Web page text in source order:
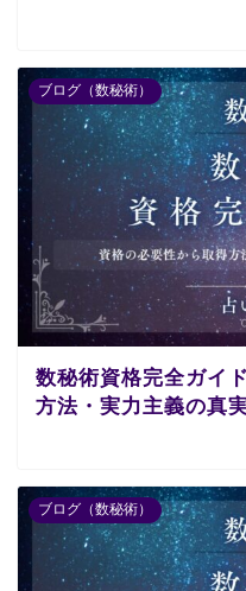
ブログ（数秘術）
数秘術資格完全ガイ
方法・実力主義の真
ブログ（数秘術）